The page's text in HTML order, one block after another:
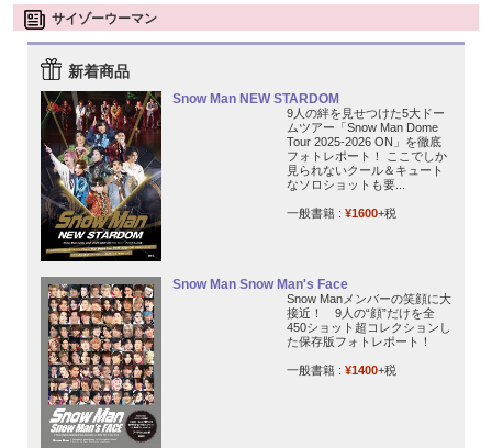
サイゾーウーマン
新着商品
Snow Man NEW STARDOM
9人の絆を見せつけた5大ドー
ムツアー「Snow Man Dome
Tour 2025-2026 ON」を徹底
フォトレポート！ ここでしか
見られないクール＆キュート
なソロショットも要...
一般書籍 : ¥1600+税
Snow Man Snow Man's Face
Snow Manメンバーの笑顔に大
接近！ 9人の“顔”だけを全
450ショット超コレクションし
た保存版フォトレポート！
一般書籍 : ¥1400+税